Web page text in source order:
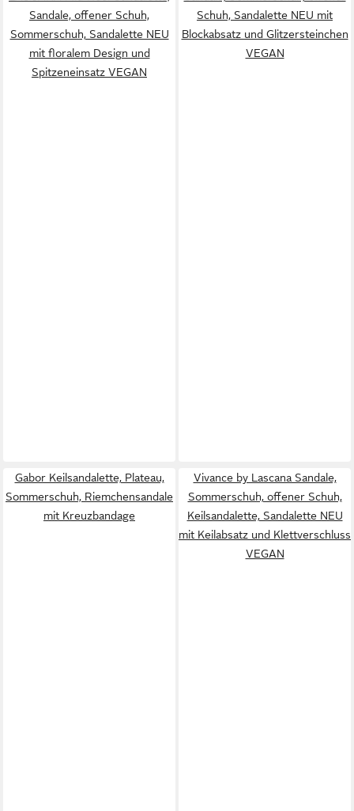
Sandale, offener Schuh,
Sommerschuh, Sandalette NEU
mit floralem Design und
Spitzeneinsatz VEGAN
Schuh, Sandalette NEU mit
Blockabsatz und Glitzersteinchen
VEGAN
Gabor Keilsandalette, Plateau,
Sommerschuh, Riemchensandale
mit Kreuzbandage
Vivance by Lascana Sandale,
Sommerschuh, offener Schuh,
Keilsandalette, Sandalette NEU
mit Keilabsatz und Klettverschluss
VEGAN